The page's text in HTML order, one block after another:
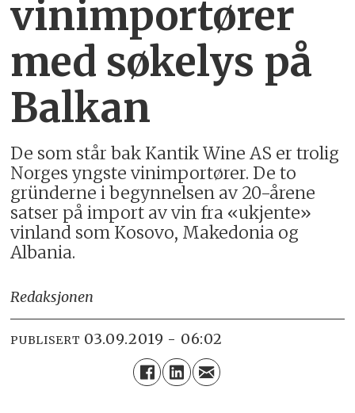
vinimportører
med søkelys på
Balkan
De som står bak Kantik Wine AS er trolig
Norges yngste vinimportører. De to
gründerne i begynnelsen av 20-årene
satser på import av vin fra «ukjente»
vinland som Kosovo, Makedonia og
Albania.
Redaksjonen
PUBLISERT 03.09.2019 - 06:02